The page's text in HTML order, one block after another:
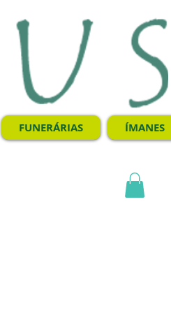
FUNERÁRIAS ÍMANES